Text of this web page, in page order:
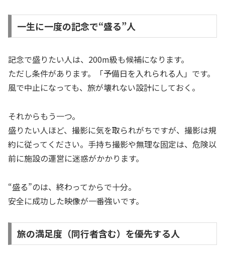
一生に一度の記念で“盛る”人
記念で盛りたい人は、200m級も候補になります。
ただし条件があります。「予備日を入れられる人」です。
風で中止になっても、旅が壊れない設計にしておく。
それからもう一つ。
盛りたい人ほど、撮影に気を取られがちですが、撮影は規
約に従ってください。手持ち撮影や無理な固定は、危険以
前に施設の運営に迷惑がかかります。
“盛る”のは、終わってからで十分。
安全に成功した映像が一番強いです。
旅の満足度（同行者含む）を優先する人